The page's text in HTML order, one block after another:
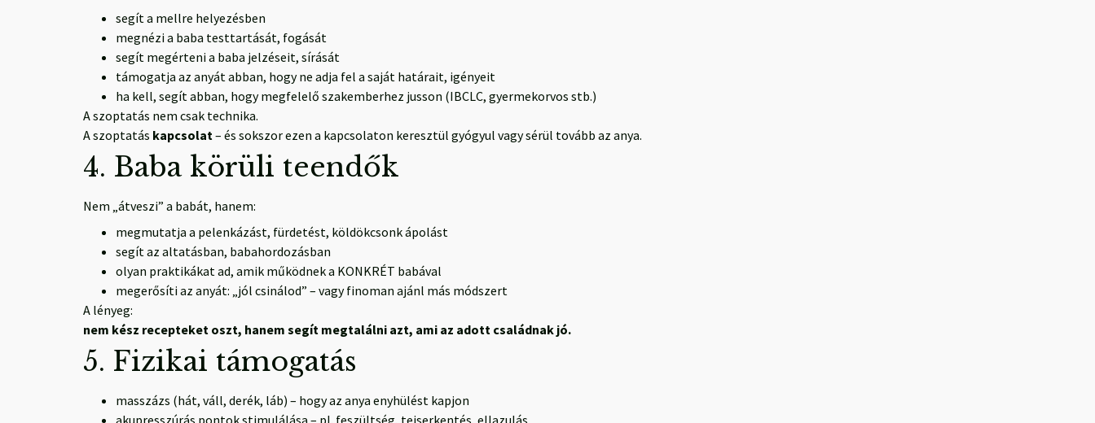
segít a mellre helyezésben
megnézi a baba testtartását, fogását
segít megérteni a baba jelzéseit, sírását
támogatja az anyát abban, hogy ne adja fel a saját határait, igényeit
ha kell, segít abban, hogy megfelelő szakemberhez jusson (IBCLC, gyermekorvos stb.)
A szoptatás nem csak technika.
A szoptatás kapcsolat– és sokszor ezen a kapcsolaton keresztül gyógyul vagy sérül tovább az anya.
4. Baba körüli teendők
Nem „átveszi” a babát, hanem:
megmutatja a pelenkázást, fürdetést, köldökcsonk ápolást
segít az altatásban, babahordozásban
olyan praktikákat ad, amik működnek a KONKRÉT babával
megerősíti az anyát: „jól csinálod” – vagy finoman ajánl más módszert
A lényeg:
nem kész recepteket oszt, hanem segít megtalálni azt, ami az adott családnak jó.
5. Fizikai támogatás
masszázs (hát, váll, derék, láb) – hogy az anya enyhülést kapjon
akupresszúrás pontok stimulálása – pl. feszültség, tejserkentés, ellazulás